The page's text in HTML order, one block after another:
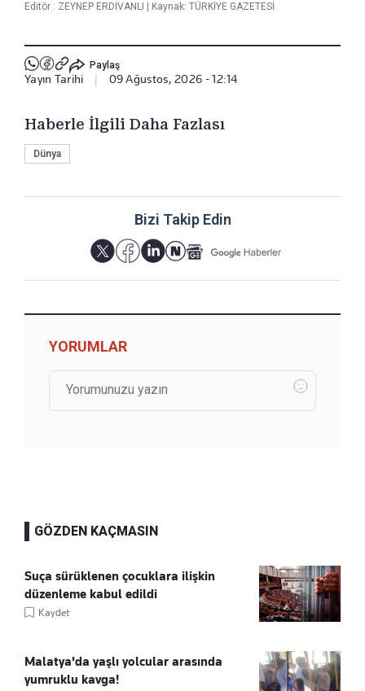
Editör : ZEYNEP ERDİVANLI Kaynak: TÜRKİYE GAZETESİ
Paylaş
Yayın Tarihi 09 Ağustos, 2026 - 12:14
Haberle İlgili Daha Fazlası
Dünya
Bizi Takip Edin
YORUMLAR
GÖZDEN KAÇMASIN
Suça sürüklenen çocuklara ilişkin
düzenleme kabul edildi
Kaydet
Malatya'da yaşlı yolcular arasında
yumruklu kavga!